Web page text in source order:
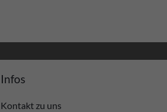
Infos
Kontakt zu uns